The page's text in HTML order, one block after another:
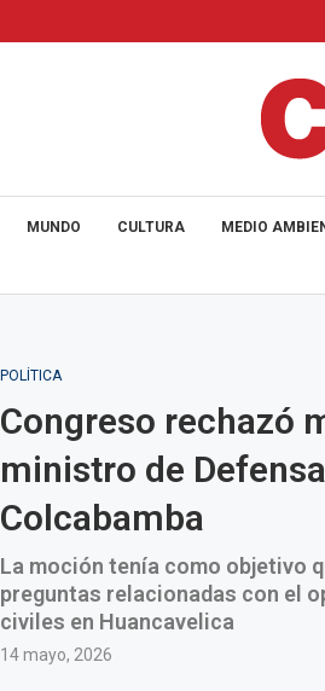
MUNDO CULTURA MEDIO
POLÍTICA
Congreso rechazó
ministro de
Colcabamba
La moción tenía como objetivo
preguntas relacionadas con el
civiles en Huancavelica
14 mayo, 2026